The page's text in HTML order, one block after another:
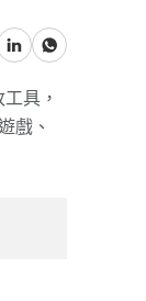
具，
戲、